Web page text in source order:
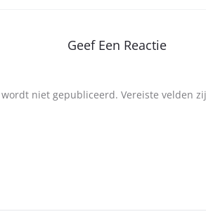
Geef Een Reactie
wordt niet gepubliceerd. Vereiste velden